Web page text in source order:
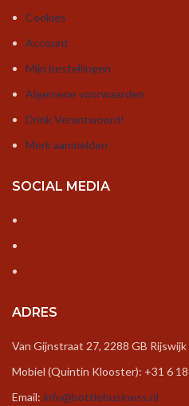
Cookies
Account
Mijn bestellingen
Algemene voorwaarden
Drink Verantwoord!
Merk aanmelden
SOCIAL MEDIA
ADRES
Van Gijnstraat 27, 2288 GB Rijswijk
Mobiel (Quintin Klooster): +31 6
Email: info@bottlebusiness.nl